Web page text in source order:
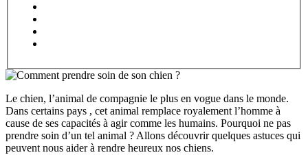
Le chien, l’animal de compagnie le plus en vogue dans le monde.
Dans certains pays , cet animal remplace royalement l’homme à
cause de ses capacités à agir comme les humains. Pourquoi ne pas
prendre soin d’un tel animal ? Allons découvrir quelques astuces qui
peuvent nous aider à rendre heureux nos chiens.